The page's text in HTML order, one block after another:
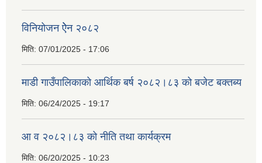
विनियोजन ऐेन २०८२
मिति: 07/01/2025 - 17:06
माडी गाउँपालिकाको आर्थिक बर्ष २०८२।८३ को बजेट बक्तब्य
मिति: 06/24/2025 - 19:17
आ व २०८२।८३ को नीति तथा कार्यक्रम
मिति: 06/20/2025 - 10:23